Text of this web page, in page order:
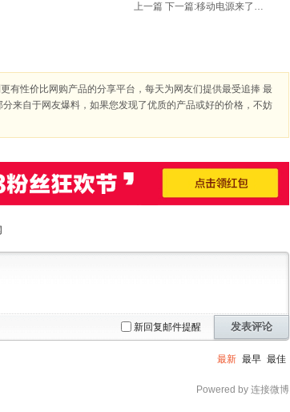
上一篇 下一篇: 移动电源来了：京东商城 华美 全场满199减100元
有性价比网购产品的分享平台，每天为网友们提供最受追捧 最
来自于网友爆料，如果您发现了优质的产品或好的价格，不妨
新回复邮件提醒 发表评论
最新 最早 最佳
Powered by 连接微博